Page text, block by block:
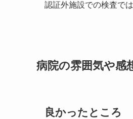
認証外施設での検査で
病院の雰囲気や感
良かったところ